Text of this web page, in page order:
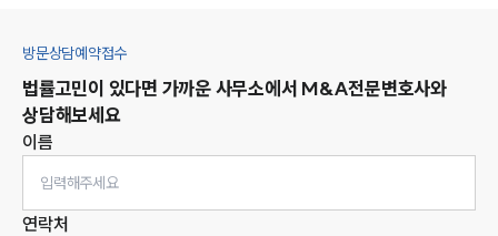
방문상담예약접수
법률고민이 있다면 가까운 사무소에서 M&A전문변호사와
상담해보세요
이름
연락처